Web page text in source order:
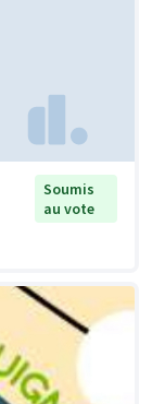
Soumis
au vote